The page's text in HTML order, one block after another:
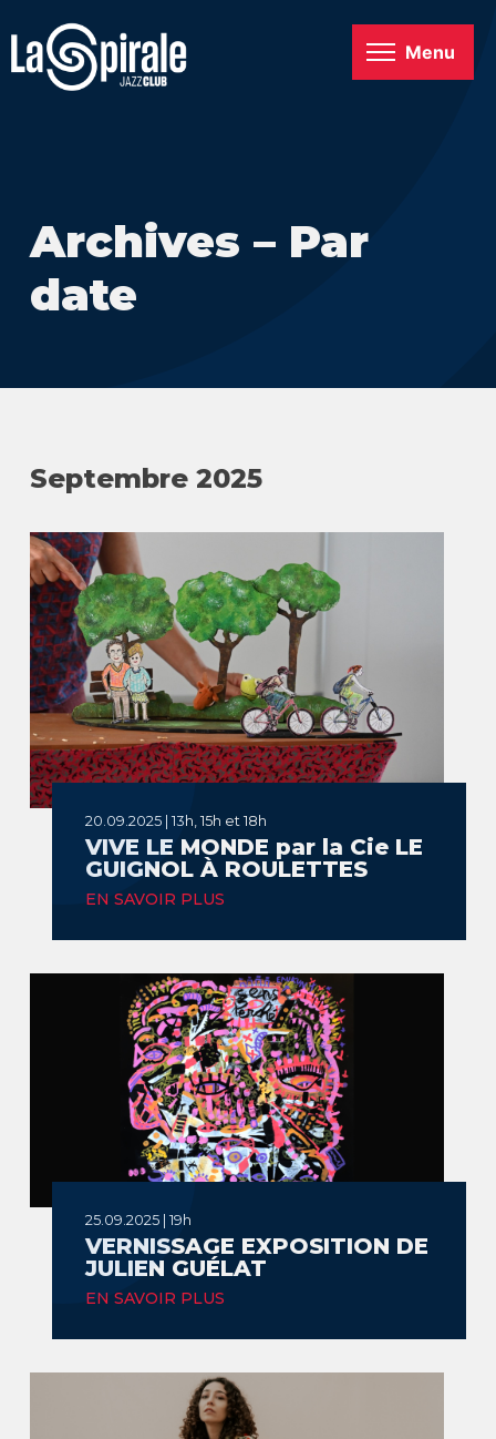
Menu
Archives – Par
date
Septembre 2025
20.09.2025 | 13h, 15h et 18h
VIVE LE MONDE par la Cie LE
GUIGNOL À ROULETTES
EN SAVOIR PLUS
25.09.2025 | 19h
VERNISSAGE EXPOSITION DE
JULIEN GUÉLAT
EN SAVOIR PLUS